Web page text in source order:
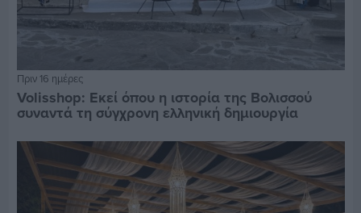
Πριν 16 ημέρες
Volisshop: Εκεί όπου η ιστορία της Βολισσού
συναντά τη σύγχρονη ελληνική δημιουργία